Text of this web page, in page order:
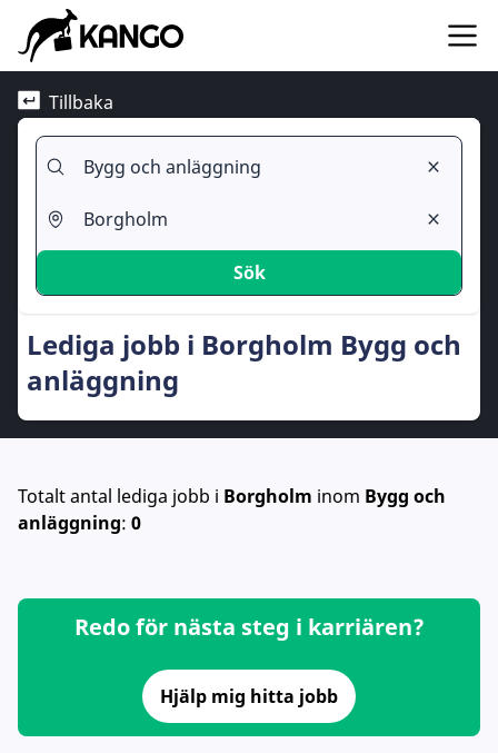
Tillbaka
Sök
Lediga jobb i Borgholm Bygg och
anläggning
Totalt antal lediga jobb i Borgholm inom Bygg och
anläggning: 0
Redo för nästa steg i karriären?
Hjälp mig hitta jobb